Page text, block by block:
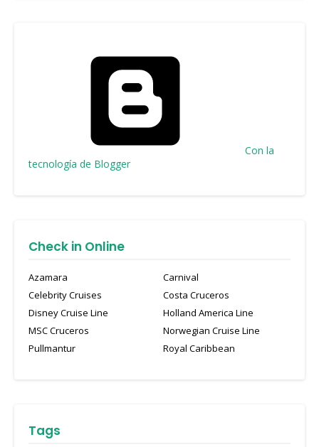
Con la
tecnología de Blogger
Check in Online
Azamara
Carnival
Celebrity Cruises
Costa Cruceros
Disney Cruise Line
Holland America Line
MSC Cruceros
Norwegian Cruise Line
Pullmantur
Royal Caribbean
Tags